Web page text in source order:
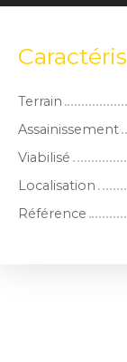
Terrain
Assainissement
Viabilisé
Localisation
Référence